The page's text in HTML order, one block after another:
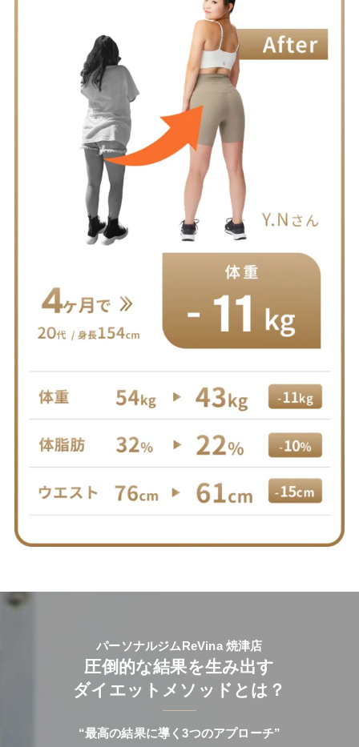
パーソナルジムReVina 焼津店
圧倒的な結果を生み出す
ダイエットメソッドとは？
“最高の結果に導く3つのアプローチ”